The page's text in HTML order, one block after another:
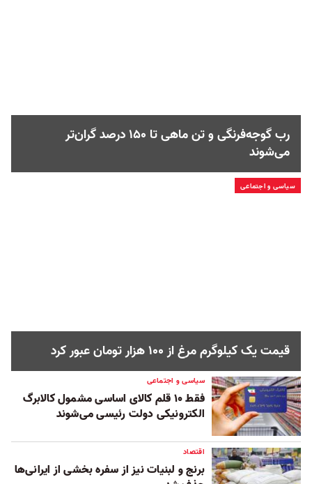
رب گوجه‌فرنگی و تن ماهی تا ۱۵۰ درصد گران‌تر
می‌شوند
سیاسی و اجتماعی
قیمت یک کیلوگرم مرغ از ۱۰۰ هزار تومان عبور کرد
سیاسی و اجتماعی
فقط ۱۰ قلم کالای اساسی مشمول کالابرگ
الکترونیکی دولت رئیسی می‌شوند
اقتصاد
برنج و لبنیات نیز از سفره بخشی از ایرانی‌ها